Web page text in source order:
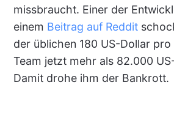
missbraucht. Einer der
einem Beitrag auf Reddit
der üblichen 180 US-Dollar
Team jetzt mehr als 82.000
Damit drohe ihm der Bankrott.